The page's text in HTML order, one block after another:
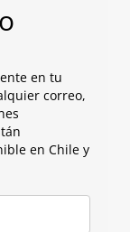
en tu
correo,
en Chile y